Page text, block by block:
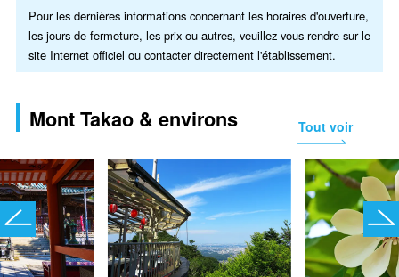
Pour les dernières informations concernant les horaires d'ouverture,
les jours de fermeture, les prix ou autres, veuillez vous rendre sur le
site Internet officiel ou contacter directement l'établissement.
Mont Takao & environs Tout voir